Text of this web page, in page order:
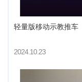
轻量版移动示教推车
2024.10.23